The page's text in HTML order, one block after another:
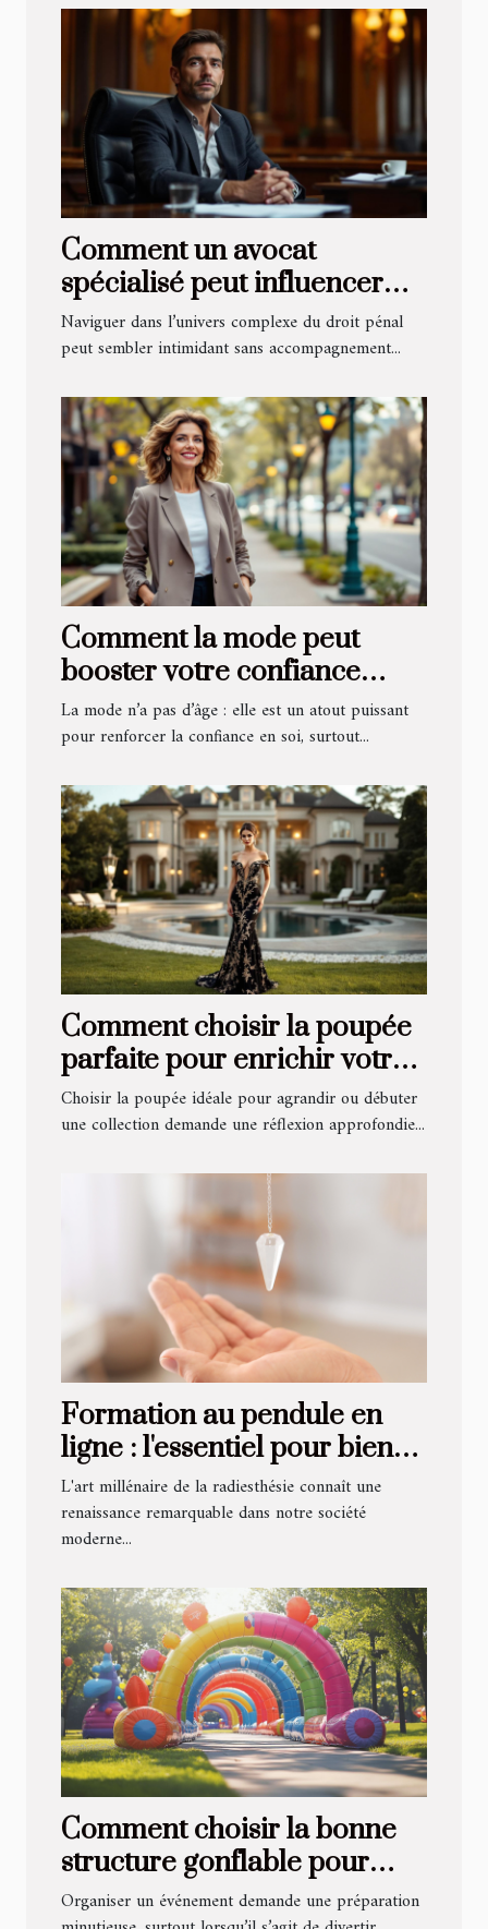
Comment un avocat
spécialisé peut influencer
l'issue de votre procès pénal
?
Naviguer dans l’univers complexe du droit pénal
peut sembler intimidant sans accompagnement...
Comment la mode peut
booster votre confiance
pour des rencontres après
50 ans
La mode n’a pas d’âge : elle est un atout puissant
pour renforcer la confiance en soi, surtout...
Comment choisir la poupée
parfaite pour enrichir votre
collection ?
Choisir la poupée idéale pour agrandir ou débuter
une collection demande une réflexion approfondie...
Formation au pendule en
ligne : l'essentiel pour bien
débuter et progresser
L'art millénaire de la radiesthésie connaît une
renaissance remarquable dans notre société
moderne...
Comment choisir la bonne
structure gonflable pour
votre événement ?
Organiser un événement demande une préparation